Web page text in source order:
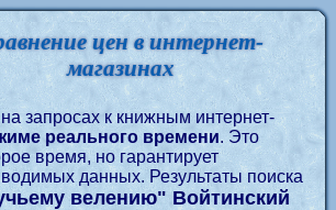
цен в интернет-
магазинах
запросах к книжным интернет-
реального времени. Это
время, но гарантирует
данных. Результаты поиска
велению" Войтинский